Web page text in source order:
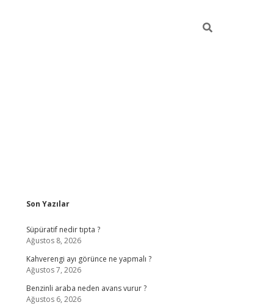
Sidebar
Son Yazılar
Süpüratif nedir tıpta ?
Ağustos 8, 2026
Kahverengi ayı görünce ne yapmalı ?
Ağustos 7, 2026
Benzinli araba neden avans vurur ?
Ağustos 6, 2026